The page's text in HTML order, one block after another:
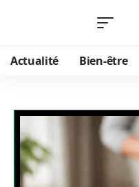
Actualité Bien-être